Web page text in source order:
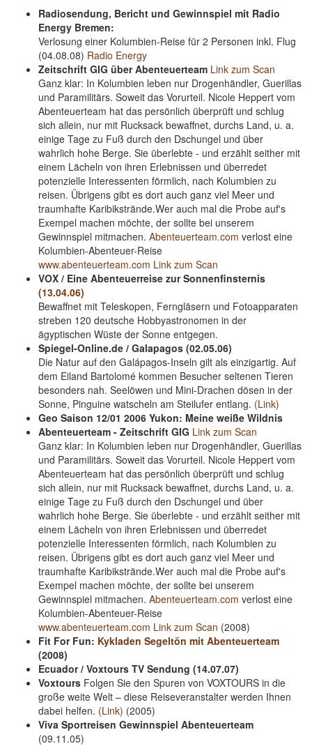
Radiosendung, Bericht und Gewinnspiel mit Radio
Energy Bremen:
Verlosung einer Kolumbien-Reise für 2 Personen inkl. Flug
(04.08.08) Radio Energy
Zeitschrift GIG über Abenteuerteam Link zum Scan
Ganz klar: In Kolumbien leben nur Drogenhändler, Guerillas
und Paramilitärs. Soweit das Vorurteil. Nicole Heppert vom
Abenteuerteam hat das persönlich überprüft und schlug
sich allein, nur mit Rucksack bewaffnet, durchs Land, u. a.
einige Tage zu Fuß durch den Dschungel und über
wahrlich hohe Berge. Sie überlebte - und erzählt seither mit
einem Lächeln von ihren Erlebnissen und überredet
potenzielle Interessenten förmlich, nach Kolumbien zu
reisen. Übrigens gibt es dort auch ganz viel Meer und
traumhafte Karibikstrände.Wer auch mal die Probe auf's
Exempel machen möchte, der sollte bei unserem
Gewinnspiel mitmachen. Abenteuerteam.com verlost eine
Kolumbien-Abenteuer-Reise
www.abenteuerteam.com Link zum Scan
VOX / Eine Abenteuerreise zur Sonnenfinsternis
(13.04.06)
Bewaffnet mit Teleskopen, Ferngläsern und Fotoapparaten
streben 120 deutsche Hobbyastronomen in der
ägyptischen Wüste der Sonne entgegen.
Spiegel-Online.de / Galapagos (02.05.06)
Die Natur auf den Galápagos-Inseln gilt als einzigartig. Auf
dem Eiland Bartolomé kommen Besucher seltenen Tieren
besonders nah. Seelöwen und Mini-Drachen dösen in der
Sonne, Pinguine watscheln am Steilufer entlang. (Link)
Geo Saison 12/01 2006 Yukon: Meine weiße Wildnis
Abenteuerteam - Zeitschrift GIG Link zum Scan
Ganz klar: In Kolumbien leben nur Drogenhändler, Guerillas
und Paramilitärs. Soweit das Vorurteil. Nicole Heppert vom
Abenteuerteam hat das persönlich überprüft und schlug
sich allein, nur mit Rucksack bewaffnet, durchs Land, u. a.
einige Tage zu Fuß durch den Dschungel und über
wahrlich hohe Berge. Sie überlebte - und erzählt seither mit
einem Lächeln von ihren Erlebnissen und überredet
potenzielle Interessenten förmlich, nach Kolumbien zu
reisen. Übrigens gibt es dort auch ganz viel Meer und
traumhafte Karibikstrände.Wer auch mal die Probe auf's
Exempel machen möchte, der sollte bei unserem
Gewinnspiel mitmachen. Abenteuerteam.com verlost eine
Kolumbien-Abenteuer-Reise
www.abenteuerteam.com Link zum Scan (2008)
Fit For Fun: Kykladen Segeltön mit Abenteuerteam
(2008)
Ecuador / Voxtours TV Sendung (14.07.07)
Voxtours Folgen Sie den Spuren von VOXTOURS in die
große weite Welt – diese Reiseveranstalter werden Ihnen
dabei helfen. (Link) (2005)
Viva Sportreisen Gewinnspiel Abenteuerteam
(09.11.05)